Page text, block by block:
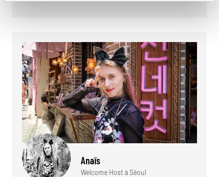
Anaïs
Welcome Host à Séoul